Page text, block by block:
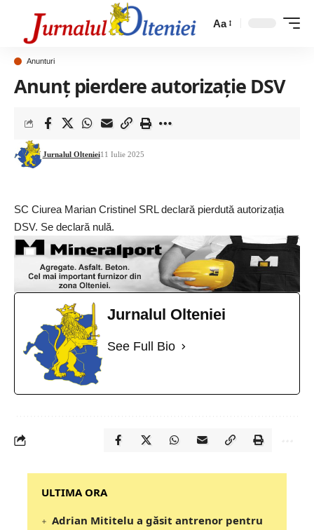
Aa
Anunturi
Anunț pierdere autorizație DSV
Jurnalul Olteniei11 Iulie 2025
SC Ciurea Marian Cristinel SRL declară pierdută autorizația
DSV. Se declară nulă.
Jurnalul Olteniei
See Full Bio
‎‎‎‎‎‎‎ULTIMA ORA
Adrian Mititelu a găsit antrenor pentru